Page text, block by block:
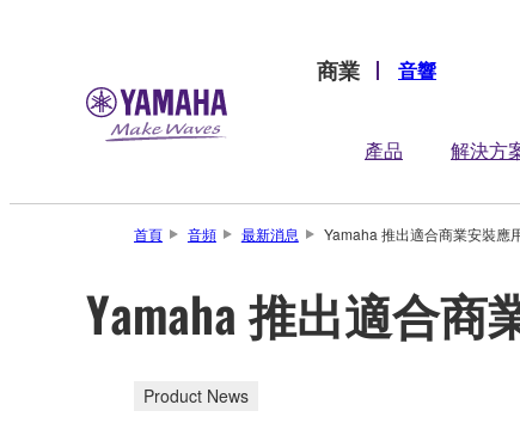
商業 音響
產品 解決方
首頁 音頻 最新消息 Yamaha 推出適合商業安裝應
Yamaha 推出適合商
Product News